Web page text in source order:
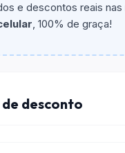
máximo?
ou sem limite.
produto?
cupons.
e descontos reais nas
, 100% de graça!
de desconto